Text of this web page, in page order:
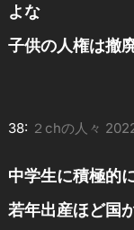
よな
子供の人権は撤
38: ２chの人々
中学生に積極的
若年出産ほど国